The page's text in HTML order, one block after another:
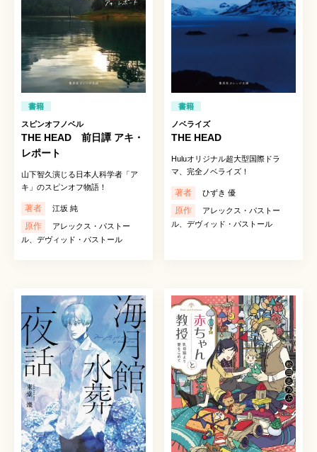
書籍
スピンオフノベル
THE HEAD 前日譚 アキ・
レポート
山下智久演じる日本人科学者「ア
キ」のスピンオフ物語！
著者 江坂 純
原作
アレックス・パストー
ル、デヴィッド・パストール
書籍
ノベライズ
THE HEAD
Huluオリジナル超大型国際ドラ
マ、完全ノベライズ！
著者 ひずき 優
原作
アレックス・パストー
ル、デヴィッド・パストール